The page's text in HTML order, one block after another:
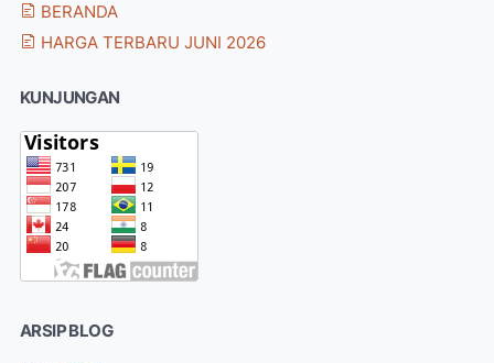
BERANDA
HARGA TERBARU JUNI 2026
KUNJUNGAN
ARSIP BLOG